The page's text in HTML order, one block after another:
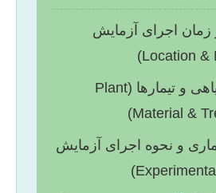
اجرای آزمایش
✔️ مواد گیاهی و تیمارها (Plant
Material &
و نحوه اجرای آزمایش